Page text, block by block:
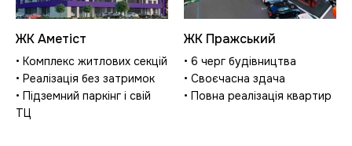
ЖК Аметіст
• Комплекс житлових секцій
• Реалізація без затримок
• Підземний паркінг і свій
ТЦ
ЖК Пражський
• 6 черг будівництва
• Своєчасна здача
• Повна реалізація квартир